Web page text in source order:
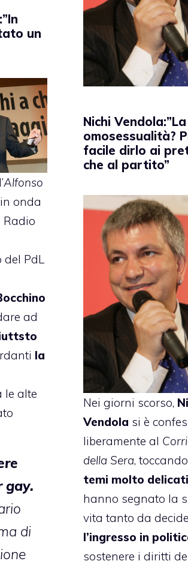
un
Alfonso
onda
del PdL
ad
la
le alte
gay.
di
Nichi
omosessualità?
facile dirlo ai
che al partito”
Nei giorni scorso,
Vendola si è
liberamente al
della Sera, toccando
temi molto delicati
hanno segnato la
vita tanto da
l’ingresso in
sostenere i diritti